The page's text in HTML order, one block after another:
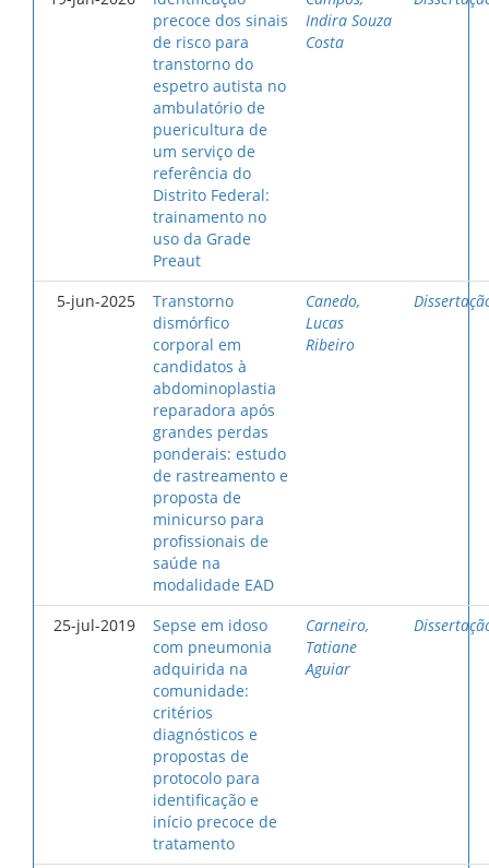
precoce dos sinais
de risco para
transtorno do
espetro autista no
ambulatório de
puericultura de
um serviço de
referência do
Distrito Federal:
trainamento no
uso da Grade
Preaut
Indira Souza
Costa
5-jun-2025
Transtorno
dismórfico
corporal em
candidatos à
abdominoplastia
reparadora após
grandes perdas
ponderais: estudo
de rastreamento e
proposta de
minicurso para
profissionais de
saúde na
modalidade EAD
Canedo,
Lucas
Ribeiro
25-jul-2019
Sepse em idoso
com pneumonia
adquirida na
comunidade:
critérios
diagnósticos e
propostas de
protocolo para
identificação e
início precoce de
tratamento
Carneiro,
Tatiane
Aguiar